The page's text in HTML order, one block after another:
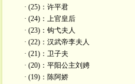
· (25)：许平君
· (24)：上官皇后
· (23)：钩弋夫人
· (22)：汉武帝李夫人
· (21)：卫子夫
· (20)：平阳公主刘娉
· (19)：陈阿娇